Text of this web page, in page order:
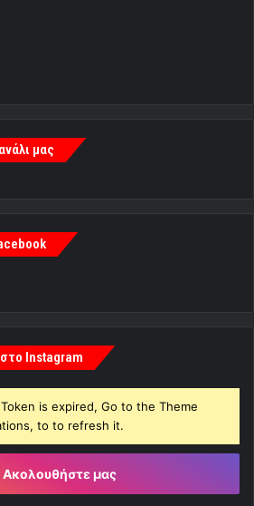
μας
Instagram
is expired, Go to the Theme
to to refresh it.
Ακολουθήστε μας